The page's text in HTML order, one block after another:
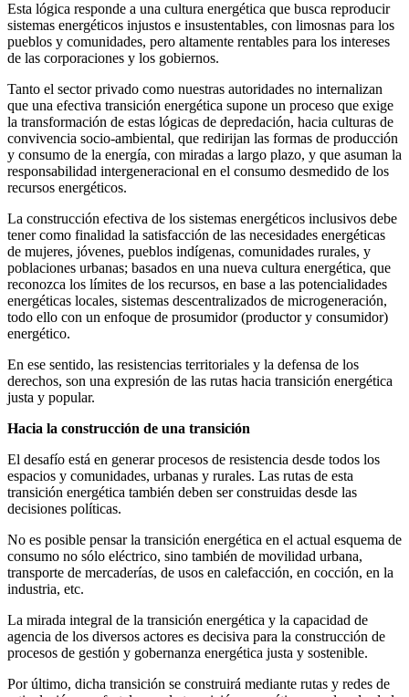
Esta lógica responde a una cultura energética que busca reproducir
sistemas energéticos injustos e insustentables, con limosnas para los
pueblos y comunidades, pero altamente rentables para los intereses
de las corporaciones y los gobiernos.
Tanto el sector privado como nuestras autoridades no internalizan
que una efectiva transición energética supone un proceso que exige
la transformación de estas lógicas de depredación, hacia culturas de
convivencia socio-ambiental, que redirijan las formas de producción
y consumo de la energía, con miradas a largo plazo, y que asuman la
responsabilidad intergeneracional en el consumo desmedido de los
recursos energéticos.
La construcción efectiva de los sistemas energéticos inclusivos debe
tener como finalidad la satisfacción de las necesidades energéticas
de mujeres, jóvenes, pueblos indígenas, comunidades rurales, y
poblaciones urbanas; basados en una nueva cultura energética, que
reconozca los límites de los recursos, en base a las potencialidades
energéticas locales, sistemas descentralizados de microgeneración,
todo ello con un enfoque de prosumidor (productor y consumidor)
energético.
En ese sentido, las resistencias territoriales y la defensa de los
derechos, son una expresión de las rutas hacia transición energética
justa y popular.
Hacia la construcción de una transición
El desafío está en generar procesos de resistencia desde todos los
espacios y comunidades, urbanas y rurales. Las rutas de esta
transición energética también deben ser construidas desde las
decisiones políticas.
No es posible pensar la transición energética en el actual esquema de
consumo no sólo eléctrico, sino también de movilidad urbana,
transporte de mercaderías, de usos en calefacción, en cocción, en la
industria, etc.
La mirada integral de la transición energética y la capacidad de
agencia de los diversos actores es decisiva para la construcción de
procesos de gestión y gobernanza energética justa y sostenible.
Por último, dicha transición se construirá mediante rutas y redes de